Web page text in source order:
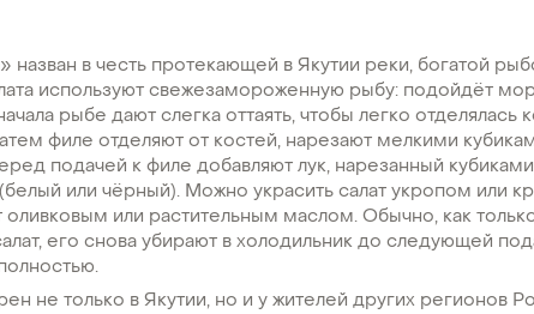
назван в честь протекающей в Якутии реки, богатой
используют свежезамороженную рыбу: подойдёт
рыбе дают слегка оттаять, чтобы легко отделялась
филе отделяют от костей, нарезают мелкими
подачей к филе добавляют лук, нарезанный
или чёрный). Можно украсить салат укропом или
оливковым или растительным маслом. Обычно, как
его снова убирают в холодильник до следующей
не только в Якутии, но и у жителей других регионов